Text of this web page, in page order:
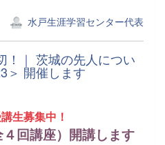
水戸生涯学習センター代表
！｜ 茨城の先人につい
＞ 開催します
生募集中！
４回講座）開講します